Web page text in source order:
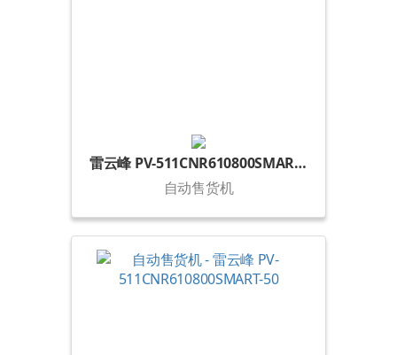
雷云峰 PV-511CNR610800SMART-22
自动售货机